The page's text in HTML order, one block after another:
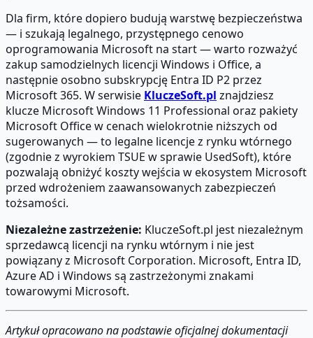
Dla firm, które dopiero budują warstwę bezpieczeństwa
— i szukają legalnego, przystępnego cenowo
oprogramowania Microsoft na start — warto rozważyć
zakup samodzielnych licencji Windows i Office, a
następnie osobno subskrypcję Entra ID P2 przez
Microsoft 365. W serwisie KluczeSoft.pl znajdziesz
klucze Microsoft Windows 11 Professional oraz pakiety
Microsoft Office w cenach wielokrotnie niższych od
sugerowanych — to legalne licencje z rynku wtórnego
(zgodnie z wyrokiem TSUE w sprawie UsedSoft), które
pozwalają obniżyć koszty wejścia w ekosystem Microsoft
przed wdrożeniem zaawansowanych zabezpieczeń
tożsamości.
Niezależne zastrzeżenie: KluczeSoft.pl jest niezależnym
sprzedawcą licencji na rynku wtórnym i nie jest
powiązany z Microsoft Corporation. Microsoft, Entra ID,
Azure AD i Windows są zastrzeżonymi znakami
towarowymi Microsoft.
Artykuł opracowano na podstawie oficjalnej dokumentacji